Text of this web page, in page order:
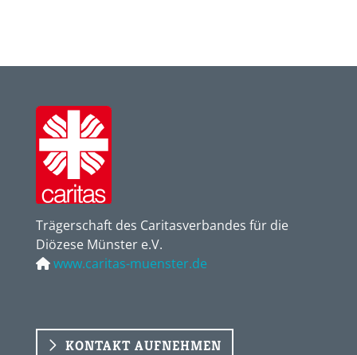
Trägerschaft des Caritasverbandes für die
Diözese Münster e.V.
www.caritas-muenster.de
KONTAKT AUFNEHMEN